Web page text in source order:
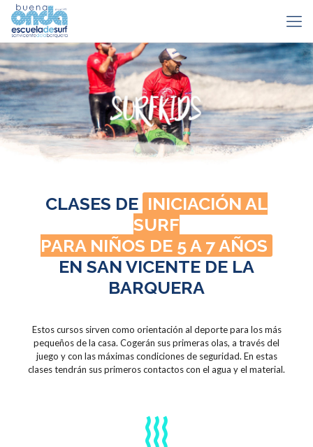
CLASES DE INICIACIÓN AL
SURF
PARA NIÑOS DE 5 A 7 AÑOS
EN SAN VICENTE DE LA
BARQUERA
Estos cursos sirven como orientación al deporte para los más
pequeños de la casa. Cogerán sus primeras olas, a través del
juego y con las máximas condiciones de seguridad. En estas
clases tendrán sus primeros contactos con el agua y el material.